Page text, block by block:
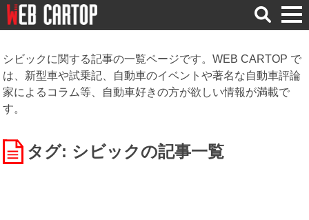
検
索
シビックに関する記事の一覧ページです。WEB CARTOP で
は、新型車や試乗記、自動車のイベントや著名な自動車評論
家によるコラム等、自動車好きの方が欲しい情報が満載で
す。
タグ: シビックの記事一覧